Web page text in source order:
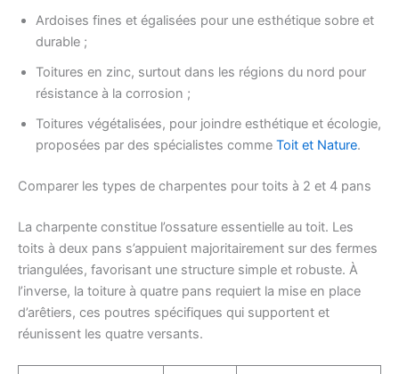
Ardoises fines et égalisées pour une esthétique sobre et
durable ;
Toitures en zinc, surtout dans les régions du nord pour
résistance à la corrosion ;
Toitures végétalisées, pour joindre esthétique et écologie,
proposées par des spécialistes comme Toit et Nature.
Comparer les types de charpentes pour toits à 2 et 4 pans
La charpente constitue l’ossature essentielle au toit. Les
toits à deux pans s’appuient majoritairement sur des fermes
triangulées, favorisant une structure simple et robuste. À
l’inverse, la toiture à quatre pans requiert la mise en place
d’arêtiers, ces poutres spécifiques qui supportent et
réunissent les quatre versants.